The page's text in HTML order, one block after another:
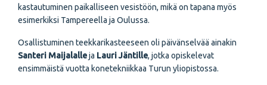
kastautuminen paikalliseen vesistöön, mikä on tapana myös
esimerkiksi Tampereella ja Oulussa.
Osallistuminen teekkarikasteeseen oli päivänselvää ainakin
Santeri Maijalalleja Lauri Jäntille, jotka opiskelevat
ensimmäistä vuotta konetekniikkaa Turun yliopistossa.